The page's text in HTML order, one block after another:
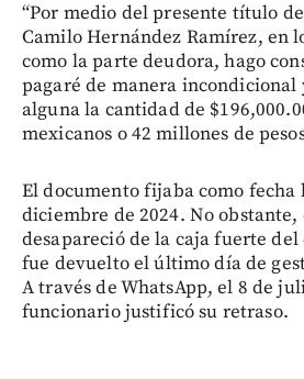
“Por medio del presente título
Camilo Hernández Ramírez, en
como la parte deudora, hago
pagaré de manera incondicional
alguna la cantidad de
mexicanos o 42 millones de
El documento fijaba como fecha
diciembre de 2024. No obstante,
desapareció de la caja fuerte del
fue devuelto el último día de
A través de WhatsApp, el 8 de
funcionario justificó su retraso.